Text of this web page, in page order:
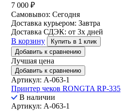
7 000 ₽
Самовывоз: Сегодня
Доставка курьером: Завтра
Доставка СДЭК: от 3х дней
В корзину
Купить в 1 клик
Добавить к сравнению
Лучшая цена
Добавить к сравнению
Артикул: A-063-1
Принтер чеков RONGTA RP-335
В наличии
Артикул: A-063-1